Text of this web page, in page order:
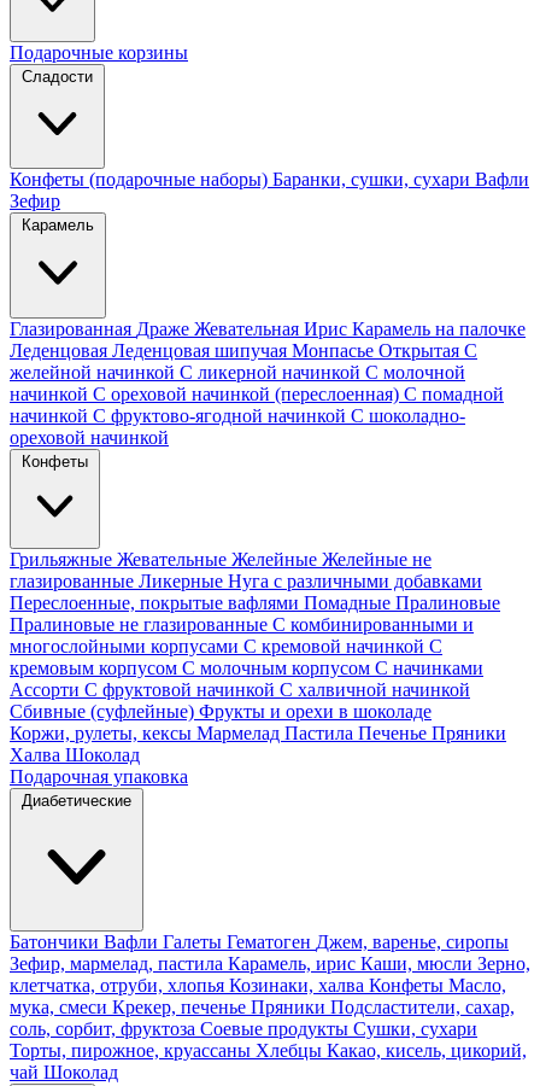
Подарочные корзины
Сладости
Конфеты (подарочные наборы) Баранки, сушки, сухари Вафли
Зефир
Карамель
Глазированная Драже Жевательная Ирис Карамель на палочке
Леденцовая Леденцовая шипучая Монпасье Открытая С
желейной начинкой С ликерной начинкой С молочной
начинкой С ореховой начинкой (переслоенная) С помадной
начинкой С фруктово-ягодной начинкой С шоколадно-
ореховой начинкой
Конфеты
Грильяжные Жевательные Желейные Желейные не
глазированные Ликерные Нуга с различными добавками
Переслоенные, покрытые вафлями Помадные Пралиновые
Пралиновые не глазированные С комбинированными и
многослойными корпусами С кремовой начинкой С
кремовым корпусом С молочным корпусом С начинками
Ассорти С фруктовой начинкой С халвичной начинкой
Сбивные (суфлейные) Фрукты и орехи в шоколаде
Коржи, рулеты, кексы Мармелад Пастила Печенье Пряники
Халва Шоколад
Подарочная упаковка
Диабетические
Батончики Вафли Галеты Гематоген Джем, варенье, сиропы
Зефир, мармелад, пастила Карамель, ирис Каши, мюсли Зерно,
клетчатка, отруби, хлопья Козинаки, халва Конфеты Масло,
мука, смеси Крекер, печенье Пряники Подсластители, сахар,
соль, сорбит, фруктоза Соевые продукты Сушки, сухари
Торты, пирожное, круассаны Хлебцы Какао, кисель, цикорий,
чай Шоколад